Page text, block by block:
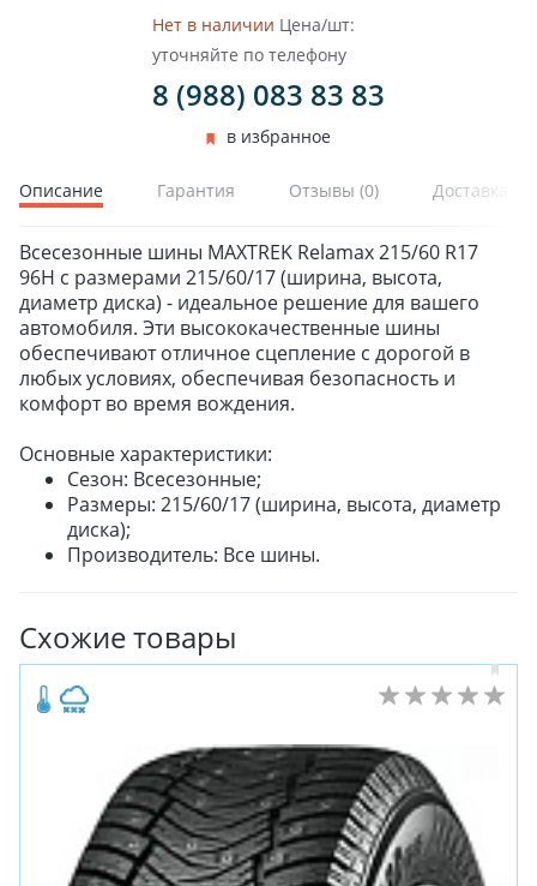
Нет в наличии Цена/шт:
уточняйте по телефону
8 (988) 083 83 83
в избранное
Описание Гарантия Отзывы (0) Доставка и
Всесезонные шины MAXTREK Relamax 215/60 R17
96H с размерами 215/60/17 (ширина, высота,
диаметр диска) - идеальное решение для вашего
автомобиля. Эти высококачественные шины
обеспечивают отличное сцепление с дорогой в
любых условиях, обеспечивая безопасность и
комфорт во время вождения.
Основные характеристики:
Сезон: Всесезонные;
Размеры: 215/60/17 (ширина, высота, диаметр
диска);
Производитель: Все шины.
Схожие товары